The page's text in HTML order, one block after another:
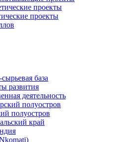
проекты
проекты
база
развития
деятельность
полуостров
полуостров
край